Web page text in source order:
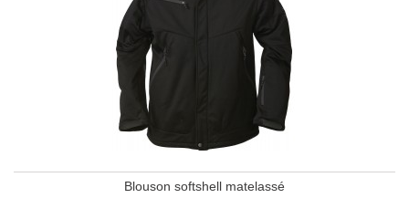
Blouson softshell matelassé